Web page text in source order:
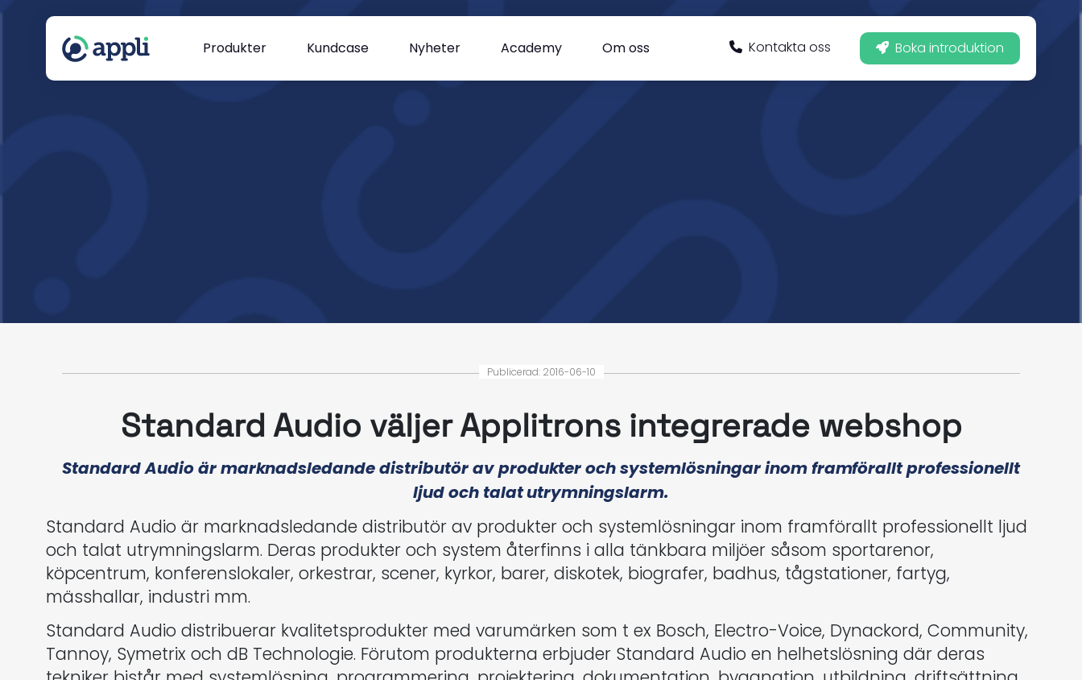
Produkter Kundcase Nyheter Academy Om oss Kontakta oss Boka introduktion
Publicerad: 2016-06-10
Standard Audio väljer Applitrons integrerade webshop
Standard Audio är marknadsledande distributör av produkter och systemlösningar inom framförallt professionellt
ljud och talat utrymningslarm.
Standard Audio är marknadsledande distributör av produkter och systemlösningar inom framförallt professionellt ljud
och talat utrymningslarm. Deras produkter och system återfinns i alla tänkbara miljöer såsom sportarenor,
köpcentrum, konferenslokaler, orkestrar, scener, kyrkor, barer, diskotek, biografer, badhus, tågstationer, fartyg,
mässhallar, industri mm.
Standard Audio distribuerar kvalitetsprodukter med varumärken som t ex Bosch, Electro-Voice, Dynackord, Community,
Tannoy, Symetrix och dB Technologie. Förutom produkterna erbjuder Standard Audio en helhetslösning där deras